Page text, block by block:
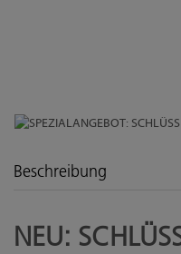
Beschreibung
NEU: